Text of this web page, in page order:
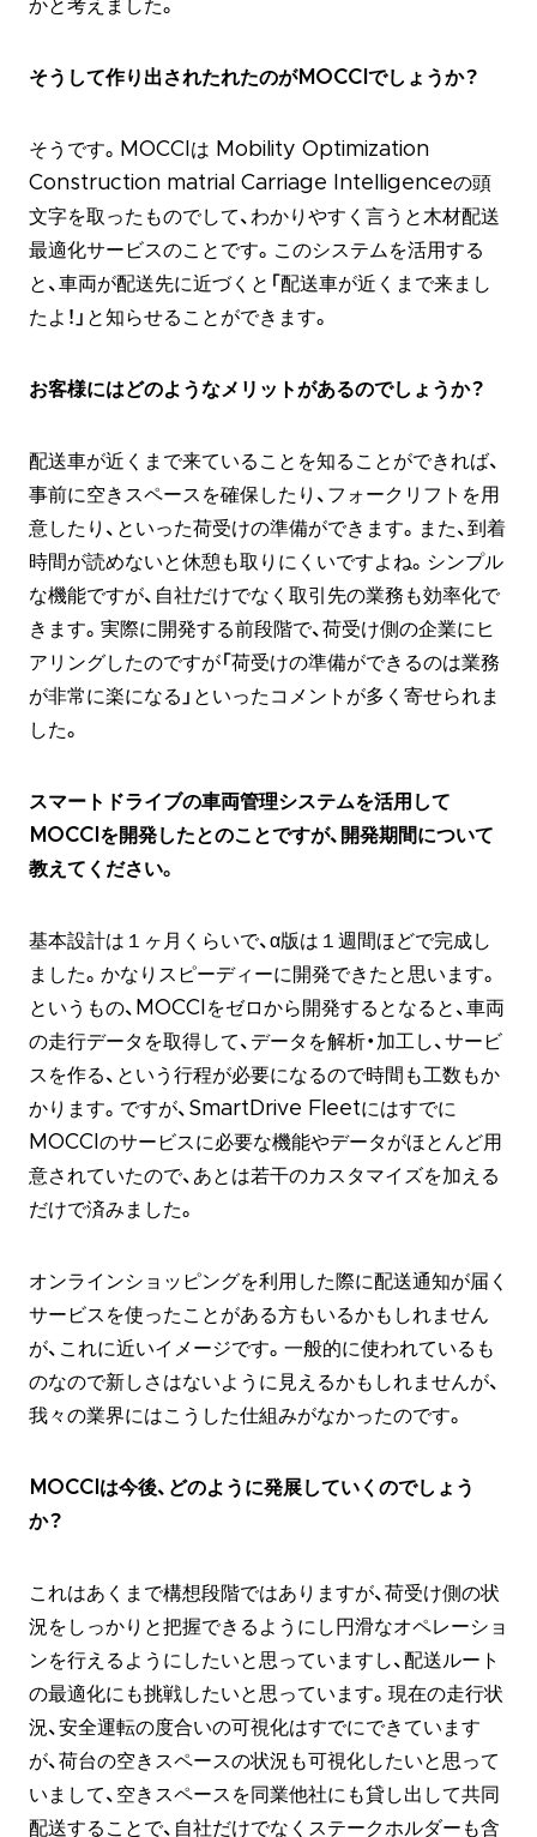
かと考えました。
そうして作り出されたれたのがMOCCIでしょうか？
そうです。MOCCIは Mobility Optimization
Construction matrial Carriage Intelligenceの頭
文字を取ったものでして、わかりやすく言うと木材配送
最適化サービスのことです。このシステムを活用する
と、車両が配送先に近づくと「配送車が近くまで来まし
たよ！」と知らせることができます。
お客様にはどのようなメリットがあるのでしょうか？
配送車が近くまで来ていることを知ることができれば、
事前に空きスペースを確保したり、フォークリフトを用
意したり、といった荷受けの準備ができます。また、到着
時間が読めないと休憩も取りにくいですよね。シンプル
な機能ですが、自社だけでなく取引先の業務も効率化で
きます。実際に開発する前段階で、荷受け側の企業にヒ
アリングしたのですが「荷受けの準備ができるのは業務
が非常に楽になる」といったコメントが多く寄せられま
した。
スマートドライブの車両管理システムを活用して
MOCCIを開発したとのことですが、開発期間について
教えてください。
基本設計は１ヶ月くらいで、α版は１週間ほどで完成し
ました。かなりスピーディーに開発できたと思います。
というもの、MOCCIをゼロから開発するとなると、車両
の走行データを取得して、データを解析・加工し、サービ
スを作る、という行程が必要になるので時間も工数もか
かります。ですが、SmartDrive Fleetにはすでに
MOCCIのサービスに必要な機能やデータがほとんど用
意されていたので、あとは若干のカスタマイズを加える
だけで済みました。
オンラインショッピングを利用した際に配送通知が届く
サービスを使ったことがある方もいるかもしれません
が、これに近いイメージです。一般的に使われているも
のなので新しさはないように見えるかもしれませんが、
我々の業界にはこうした仕組みがなかったのです。
MOCCIは今後、どのように発展していくのでしょう
か？
これはあくまで構想段階ではありますが、荷受け側の状
況をしっかりと把握できるようにし円滑なオペレーショ
ンを行えるようにしたいと思っていますし、配送ルート
の最適化にも挑戦したいと思っています。現在の走行状
況、安全運転の度合いの可視化はすでにできています
が、荷台の空きスペースの状況も可視化したいと思って
いまして、空きスペースを同業他社にも貸し出して共同
配送することで、自社だけでなくステークホルダーも含